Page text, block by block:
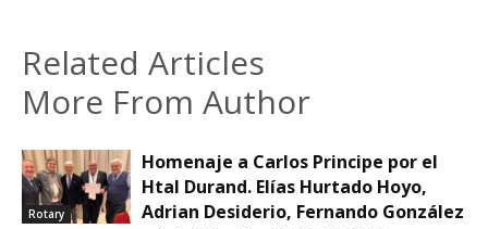
Related Articles
More From Author
Rotary
Homenaje a Carlos Principe por el
Htal Durand. Elías Hurtado Hoyo,
Adrian Desiderio, Fernando González